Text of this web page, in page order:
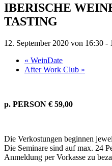
IBERISCHE
TASTING
12. September 2020 von 16:30 -
« WeinDate
After Work Club »
p. PERSON € 59,00
Die Verkostungen beginnen
Die Seminare sind auf max. 24
Anmeldung per Vorkasse zu